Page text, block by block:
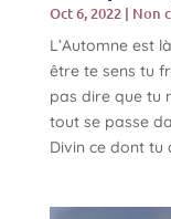
Oct 6, 2022| Non
L’Automne est
être te sens tu
pas dire que tu
tout se passe
Divin ce dont tu